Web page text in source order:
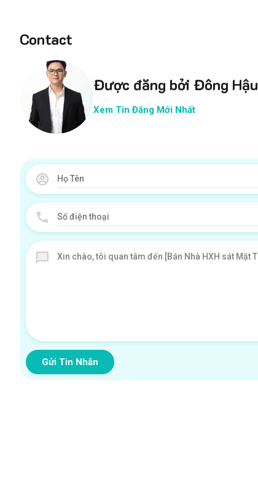
Contact
Được đăng bởi Đông Hậu
Xem Tin Đăng Mới Nhất
Gửi Tin Nhắn